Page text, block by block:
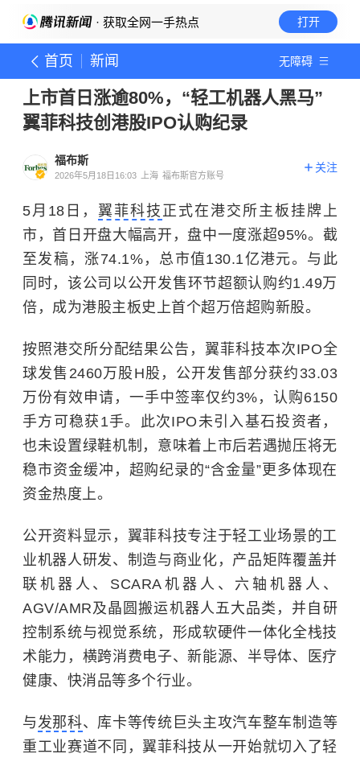
· 获取全网一手热点 打开
首页 新闻 无障碍
上市首日涨逾80%，“轻工机器人黑马”
翼菲科技创港股IPO认购纪录
福布斯
2026年5月18日16:03 上海 福布斯官方账号
关注
5月18日，翼菲科技 正式在港交所主板挂牌上
市，首日开盘大幅高开，盘中一度涨超95%。截
至发稿，涨74.1%，总市值130.1亿港元。与此
同时，该公司以公开发售环节超额认购约1.49万
倍，成为港股主板史上首个超万倍超购新股。
按照港交所分配结果公告，翼菲科技本次IPO全
球发售2460万股H股，公开发售部分获约33.03
万份有效申请，一手中签率仅约3%，认购6150
手方可稳获1手。此次IPO未引入基石投资者，
也未设置绿鞋机制，意味着上市后若遇抛压将无
稳市资金缓冲，超购纪录的“含金量”更多体现在
资金热度上。
公开资料显示，翼菲科技专注于轻工业场景的工
业机器人研发、制造与商业化，产品矩阵覆盖并
联机器人、SCARA机器人、六轴机器人、
AGV/AMR及晶圆搬运机器人五大品类，并自研
控制系统与视觉系统，形成软硬件一体化全栈技
术能力，横跨消费电子、新能源、半导体、医疗
健康、快消品等多个行业。
与发那科、库卡等传统巨头主攻汽车整车制造等
重工业赛道不同，翼菲科技从一开始就切入了轻